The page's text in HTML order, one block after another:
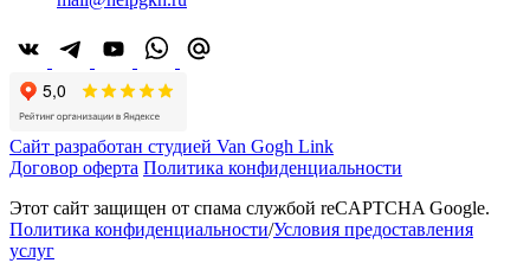
Сайт разработан студией Van Gogh Link
Договор оферта Политика конфиденциальности
Этот сайт защищен от спама службой reCAPTCHA Google.
Политика конфиденциальности/Условия предоставления
услуг